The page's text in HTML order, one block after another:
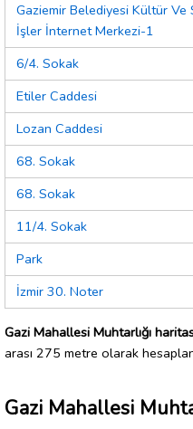
Gaziemir Belediyesi Kültür Ve
İşler İnternet Merkezi-1
6/4. Sokak
Etiler Caddesi
Lozan Caddesi
68. Sokak
68. Sokak
11/4. Sokak
Park
İzmir 30. Noter
Gazi Mahallesi Muhtarlığı
arası 275 metre olarak
Gazi Mahallesi